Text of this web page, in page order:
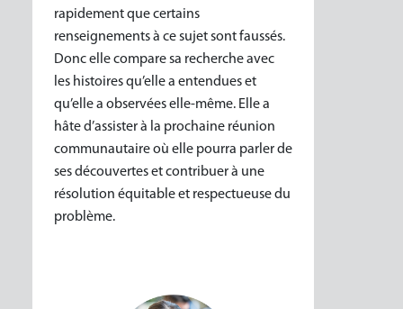
rapidement que certains
renseignements à ce sujet sont faussés.
Donc elle compare sa recherche avec
les histoires qu’elle a entendues et
qu’elle a observées elle-même. Elle a
hâte d’assister à la prochaine réunion
communautaire où elle pourra parler de
ses découvertes et contribuer à une
résolution équitable et respectueuse du
problème.